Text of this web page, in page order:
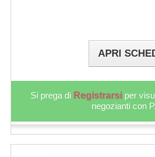
APRI
Si prega di Registrarsi per
negozianti con